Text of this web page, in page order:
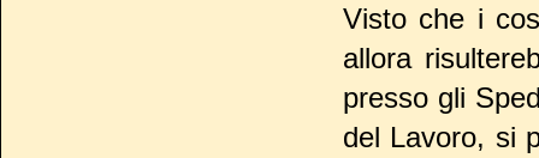
Visto che i
allora
presso gli
del Lavoro, si